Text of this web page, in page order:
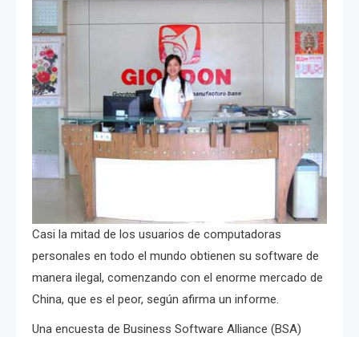
Casi la mitad de los usuarios de computadoras
personales en todo el mundo obtienen su software de
manera ilegal, comenzando con el enorme mercado de
China, que es el peor, según afirma un informe.
Una encuesta de Business Software Alliance (BSA)